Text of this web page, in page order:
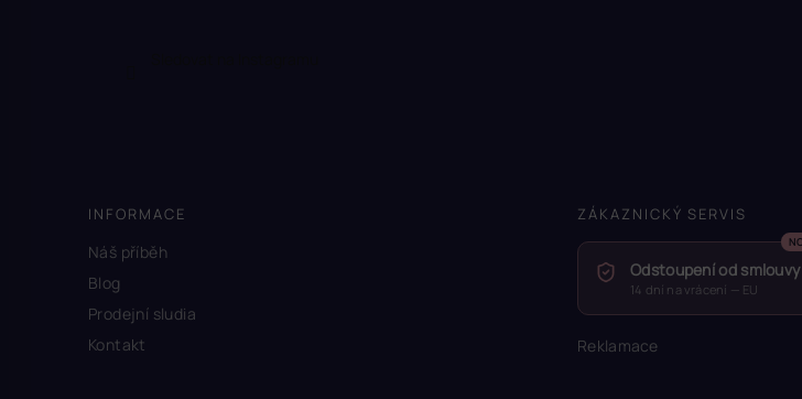
INFORMACE
Náš příběh
Blog
Prodejní sludia
Kontakt
ZÁKAZNICKÝ SERVIS
Odstoupení od smlouvy
14 dní na vrácení — EU
Reklamace